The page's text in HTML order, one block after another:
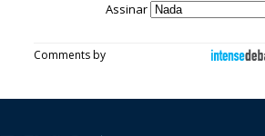
Assinar
Comments by